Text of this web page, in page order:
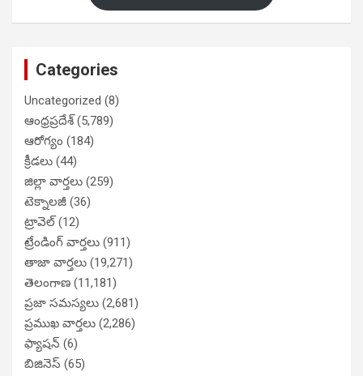
Categories
Uncategorized (8)
ఆంధ్రప్రదేశ్(5,789)
ఆరోగ్యం (184)
క్రీడలు (44)
జిల్లా వార్తలు (259)
టెక్నాలజీ (36)
ట్రావెల్(12)
ట్రేండింగ్ వార్తలు (911)
తాజా వార్తలు (19,271)
తెలంగాణ (11,181)
ప్రజా సమస్యలు (2,681)
ప్రముఖ వార్తలు (2,286)
ఫ్యాషన్ (6)
బిజినెస్ (65)